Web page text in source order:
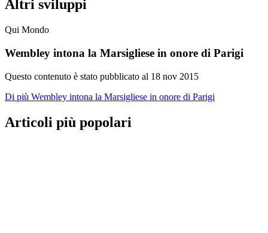
Altri sviluppi
Qui Mondo
Wembley intona la Marsigliese in onore di Parigi
Questo contenuto è stato pubblicato al 18 nov 2015
Di più Wembley intona la Marsigliese in onore di Parigi
Articoli più popolari